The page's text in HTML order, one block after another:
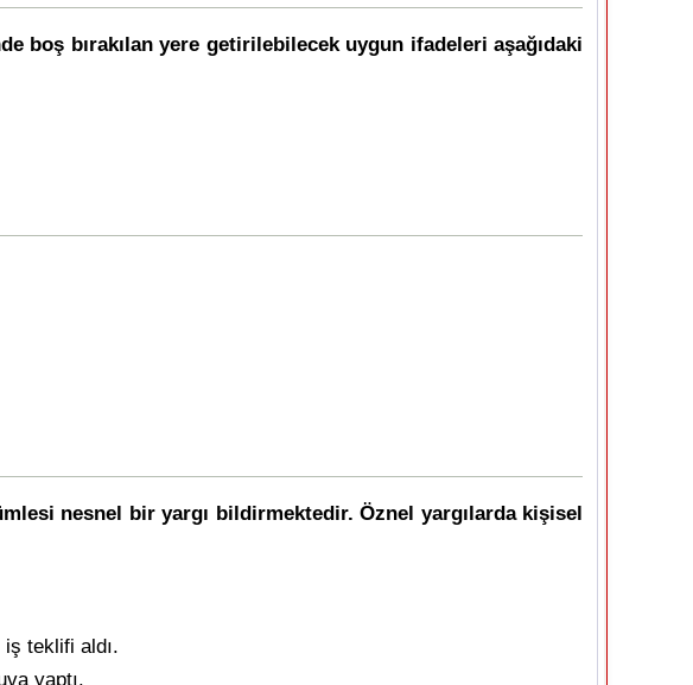
boş bırakılan yere getirilebilecek uygun ifadeleri aşağıdaki
nesnel bir yargı bildirmektedir. Öznel yargılarda kişisel
teklifi aldı.
yaptı.